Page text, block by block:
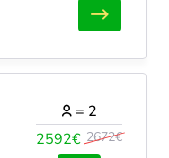
2592€ 2672€
= 2